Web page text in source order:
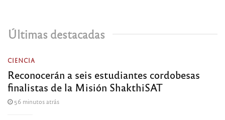
Últimas destacadas
CIENCIA
Reconocerán a seis estudiantes cordobesas
finalistas de la Misión ShakthiSAT
56 minutos atrás